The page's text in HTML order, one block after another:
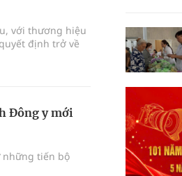
với thương hiệu
định trở về
Đông y mới
tiến bộ